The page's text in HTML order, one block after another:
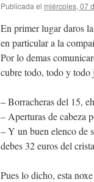
Publicada el miércoles, 07
En primer lugar daros
en particular a la
Por lo demas
cubre todo, todo y todo
– Borracheras del 15,
– Aperturas de cabeza
– Y un buen elenco de
debes 32 euros del
Pues lo dicho, esta